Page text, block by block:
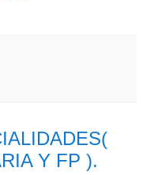
Y FP ).